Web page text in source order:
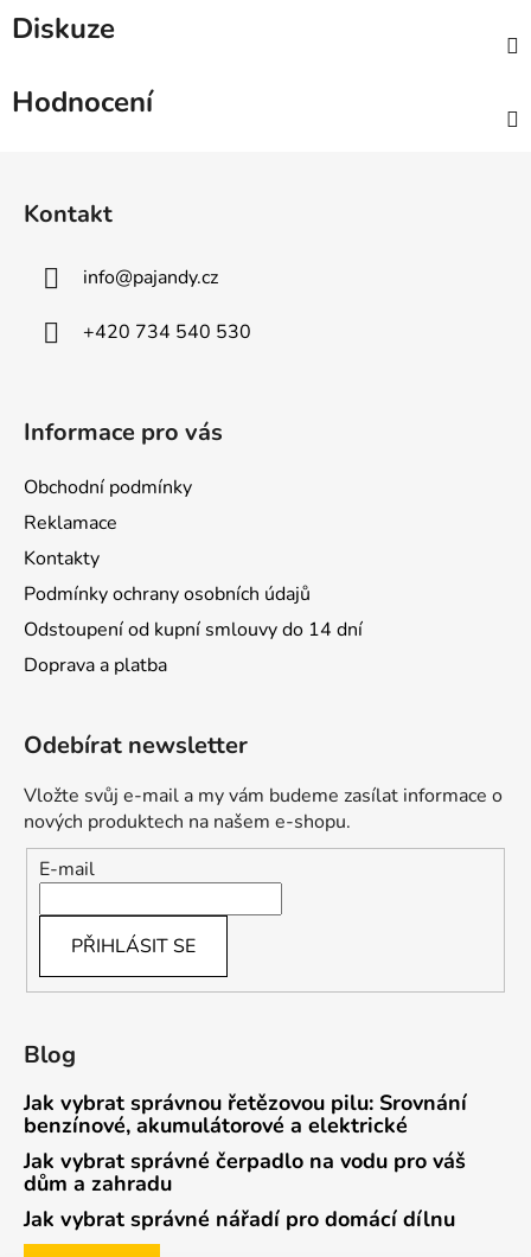
Diskuze
Hodnocení
Kontakt
info@pajandy.cz
+420 734 540 530
Informace pro vás
Obchodní podmínky
Reklamace
Kontakty
Podmínky ochrany osobních údajů
Odstoupení od kupní smlouvy do 14 dní
Doprava a platba
Odebírat newsletter
Vložte svůj e-mail a my vám budeme zasílat informace o
nových produktech na našem e-shopu.
E-mail
PŘIHLÁSIT SE
Blog
Jak vybrat správnou řetězovou pilu: Srovnání
benzínové, akumulátorové a elektrické
Jak vybrat správné čerpadlo na vodu pro váš
dům a zahradu
Jak vybrat správné nářadí pro domácí dílnu